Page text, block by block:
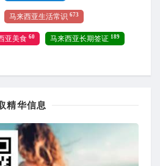
马来西亚生活常识 673
亚美食 60 马来西亚长期签证 189
精华信息